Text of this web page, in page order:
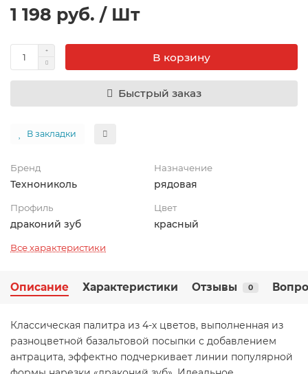
1 198 руб. / Шт
В корзину
Быстрый заказ
В закладки
Бренд
Технониколь
Назначение
рядовая
Профиль
драконий зуб
Цвет
красный
Все характеристики
Описание Характеристики Отзывы 0
Классическая палитра из 4-х цветов, выполненная из
разноцветной базальтовой посыпки с добавлением
антрацита, эффектно подчеркивает линии популярной